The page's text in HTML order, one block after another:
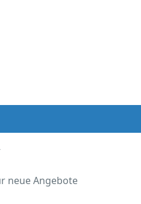
neue Angebote